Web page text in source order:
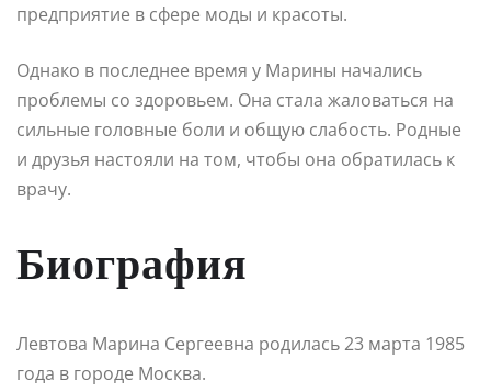
предприятие в сфере моды и красоты.
Однако в последнее время у Марины начались
проблемы со здоровьем. Она стала жаловаться на
сильные головные боли и общую слабость. Родные
и друзья настояли на том, чтобы она обратилась к
врачу.
Биография
Левтова Марина Сергеевна родилась 23 марта 1985
года в городе Москва.